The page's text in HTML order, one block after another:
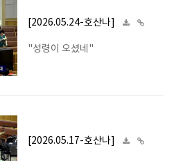
[2026.05.24-호산나]
"성령이 오셨네"
[2026.05.17-호산나]